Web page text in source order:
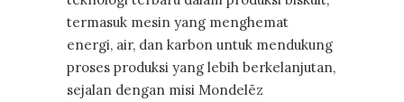
termasuk mesin yang menghemat
energi, air, dan karbon untuk mendukung
proses produksi yang lebih berkelanjutan,
sejalan dengan misi Mondelēz